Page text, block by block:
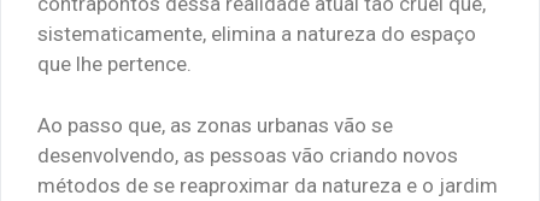
sistematicamente, elimina a natureza do espaço
que lhe pertence.
Ao passo que, as zonas urbanas vão se
desenvolvendo, as pessoas vão criando novos
métodos de se reaproximar da natureza e o jardim